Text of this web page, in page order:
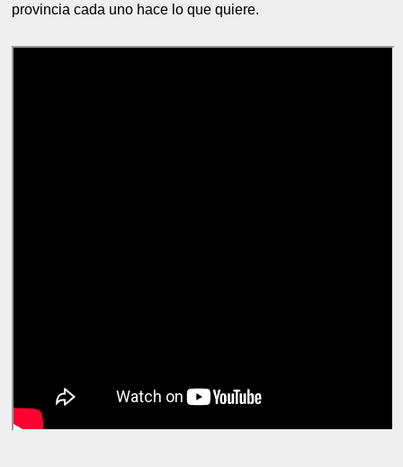
provincia cada uno hace lo que quiere.